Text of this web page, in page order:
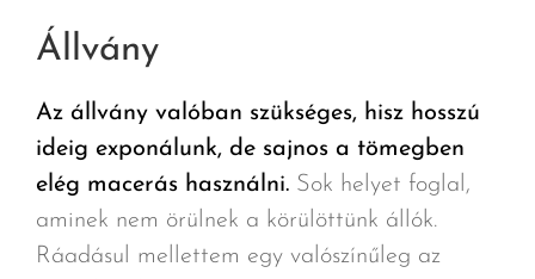
Állvány
Az állvány valóban szükséges, hisz hosszú
ideig exponálunk, de sajnos a tömegben
elég macerás használni.Sok helyet foglal,
aminek nem örülnek a körülöttünk állók.
Ráadásul mellettem egy valószínűleg az